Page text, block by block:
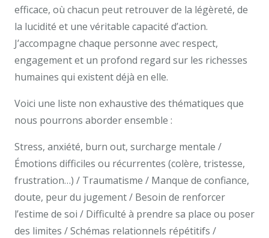
efficace, où chacun peut retrouver de la légèreté, de
la lucidité et une véritable capacité d’action.
J’accompagne chaque personne avec respect,
engagement et un profond regard sur les richesses
humaines qui existent déjà en elle.
Voici une liste non exhaustive des thématiques que
nous pourrons aborder ensemble :
Stress, anxiété, burn out, surcharge mentale /
Émotions difficiles ou récurrentes (colère, tristesse,
frustration…) / Traumatisme / Manque de confiance,
doute, peur du jugement / Besoin de renforcer
l’estime de soi / Difficulté à prendre sa place ou poser
des limites / Schémas relationnels répétitifs /